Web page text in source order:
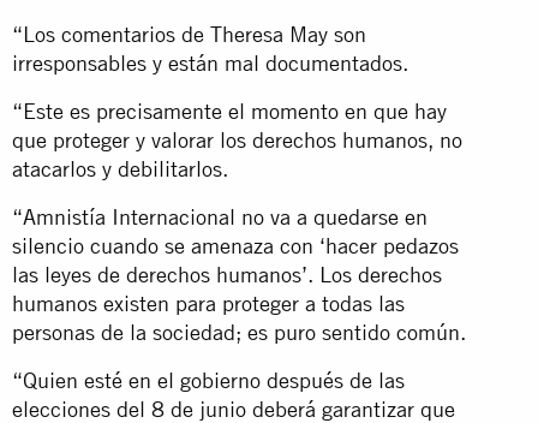
“Los comentarios de Theresa May son
irresponsables y están mal documentados.
“Este es precisamente el momento en que hay
que proteger y valorar los derechos humanos, no
atacarlos y debilitarlos.
“Amnistía Internacional no va a quedarse en
silencio cuando se amenaza con ‘hacer pedazos
las leyes de derechos humanos’. Los derechos
humanos existen para proteger a todas las
personas de la sociedad; es puro sentido común.
“Quien esté en el gobierno después de las
elecciones del 8 de junio deberá garantizar que